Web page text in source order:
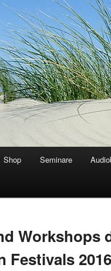
Shop Seminare
Workshops
Festivals